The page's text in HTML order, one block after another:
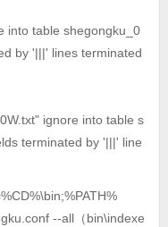
into table shegongku_0
by '|||' lines terminated
ignore into table s
terminated by '|||' line
--all（bin\indexe